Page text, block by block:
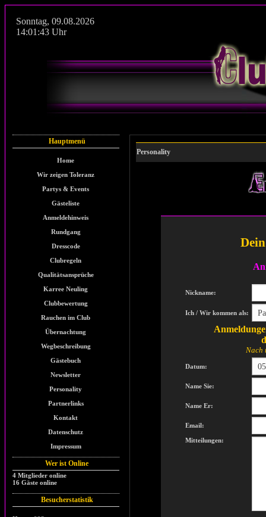
Sonntag, 09.08.2026
14:01:43 Uhr
Hauptmenü
Home
Wir zeigen Toleranz
Partys & Events
Gästeliste
Anmeldehinweis
Rundgang
Dresscode
Clubregeln
Qualitätsansprüche
Karree Neuling
Clubbewertung
Rauchen im Club
Übernachtung
Wegbeschreibung
Gästebuch
Newsletter
Personality
Partnerlinks
Kontakt
Datenschutz
Impressum
Wer ist Online
4 Mitglieder online
16 Gäste online
Besucherstatistik
Personality
Nickname:
Ich / Wir kommen als:
Nach
Datum:
Name Sie:
Name Er:
Email:
Mitteilungen: